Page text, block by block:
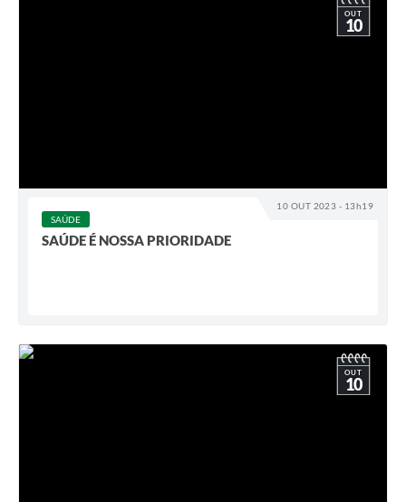
10 OUT 2023 - 13h19
OUT
10
SAÚDE
SAÚDE É NOSSA PRIORIDADE
OUT
10